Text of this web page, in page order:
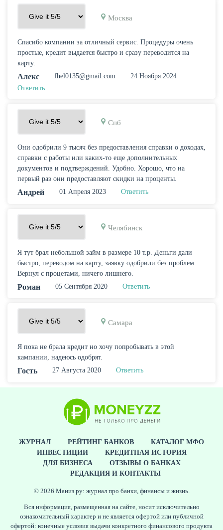
Москва
Спасибо компании за отличный сервис. Процедуры очень
простые, кредит выдается быстро и сразу переводится на
карту.
Алекс fhel0135@gmail.com
24 Ноября 2024
Ответить
Спб
Они одобрили 9 тысяч без предоставления справки о доходах,
справки с работы или каких-то еще дополнительных
документов и подтверждений. Удобно. Хорошо, что на
первый раз они предоставляют скидки на проценты.
Андрей 01 Апреля 2023 Ответить
Челябинск
Я тут брал небольшой займ в размере 10 т.р. Деньги дали
быстро, переводом на карту, заявку одобрили без проблем.
Вернул с процетами, ничего лишнего.
Роман 05 Сентября 2020 Ответить
Самара
Я пока не брала кредит но хочу попробывать в этой
кампании, надеюсь одобрят.
Гость 27 Августа 2020 Ответить
ЖУРНАЛ РЕЙТИНГ БАНКОВ
КАТАЛОГ МФО
ИНВЕСТИЦИИ
КРЕДИТНАЯ ИСТОРИЯ
ДЛЯ БИЗНЕСА
ОТЗЫВЫ О БАНКАХ
РЕДАКЦИЯ И КОНТАКТЫ
© 2026 Маниз.ру: журнал про банки, финансы и жизнь.
Вся информация, размещенная на сайте, носит исключительно
ознакомительный характер и не является офертой или публичной
офертой: конечные условия выдачи конкретного финансового продукта